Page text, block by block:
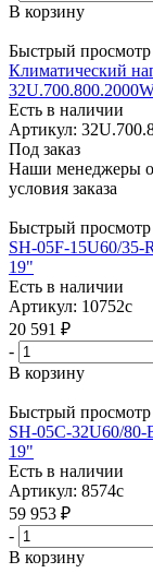
В корзину
Быстрый просмотр
Климатический
Есть в наличии
Артикул:
Под заказ
Наши менеджеры
условия заказа
Быстрый просмотр
SH-05F-15U60/
19"
Есть в наличии
Артикул: 10752c
20 591 ₽
-
В корзину
Быстрый просмотр
SH-05C-32U60/
19"
Есть в наличии
Артикул: 8574c
59 953 ₽
-
В корзину